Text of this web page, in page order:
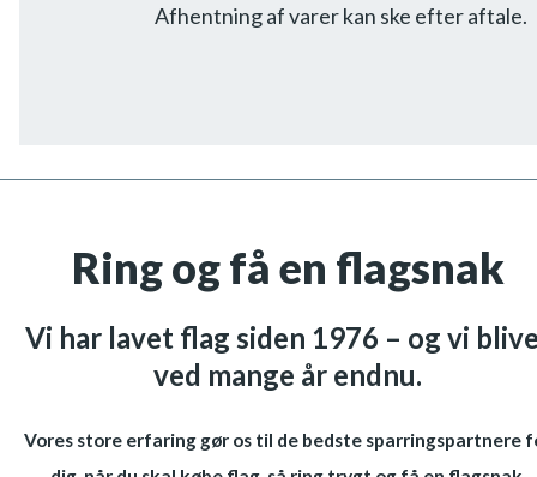
Afhentning af varer kan ske efter aftale.
Ring og få en flagsnak
Vi har lavet flag siden 1976 – og vi
ved mange år endnu.
Vores store erfaring gør os til de bedste sparringspartnere